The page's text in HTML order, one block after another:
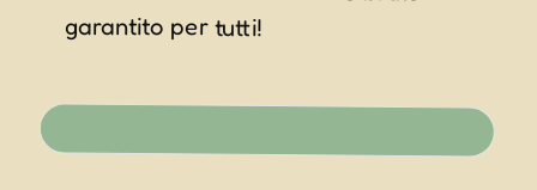
garantito per tutti!